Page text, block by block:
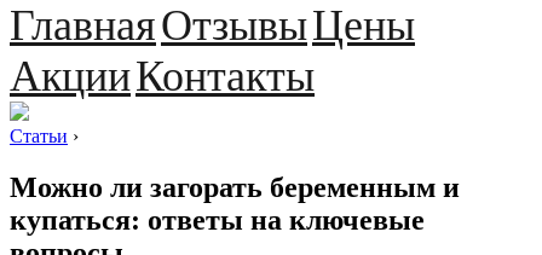
ГлавнаяОтзывыЦены
АкцииКонтакты
Статьи ›
Можно ли загорать беременным и
купаться: ответы на ключевые